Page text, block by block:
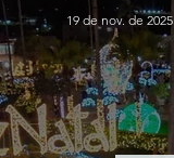
19 de nov. de 2025